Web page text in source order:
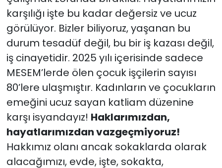
karşılığı işte bu kadar değersiz ve ucuz
görülüyor. Bizler biliyoruz, yaşanan bu
durum tesadüf değil, bu bir iş kazası değil,
iş cinayetidir. 2025 yılı içerisinde sadece
MESEM’lerde ölen çocuk işçilerin sayısı
80’lere ulaşmıştır. Kadınların ve çocukların
emeğini ucuz sayan katliam düzenine
karşı isyandayız! Haklarımızdan,
hayatlarımızdan vazgeçmiyoruz!
Hakkımız olanı ancak sokaklarda olarak
alacağımızı, evde, işte, sokakta,